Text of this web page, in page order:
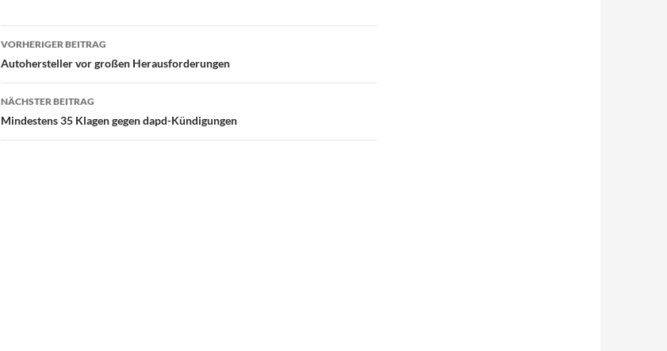
Beitragsnavigation
VORHERIGER BEITRAG
Autohersteller vor großen Herausforderungen
NÄCHSTER BEITRAG
Mindestens 35 Klagen gegen dapd-Kündigungen